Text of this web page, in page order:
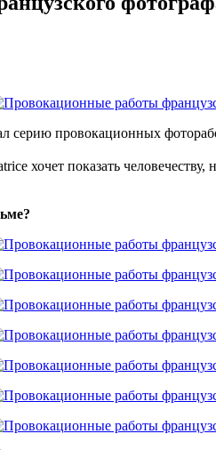
серию провокационных
хочет показать